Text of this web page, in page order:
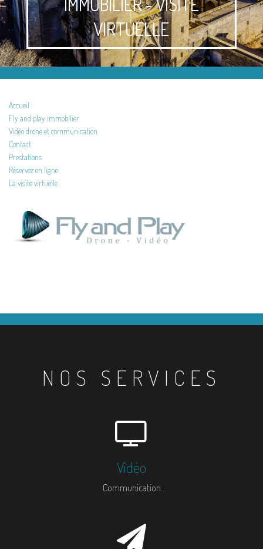
VIRTUELLE
Accueil
Fly and play immobilier
Vidéo drone et communication
Contact
Prestations
Réservez en ligne
La visite virtuelle
NOS SERVICES
Vidéo
Communication